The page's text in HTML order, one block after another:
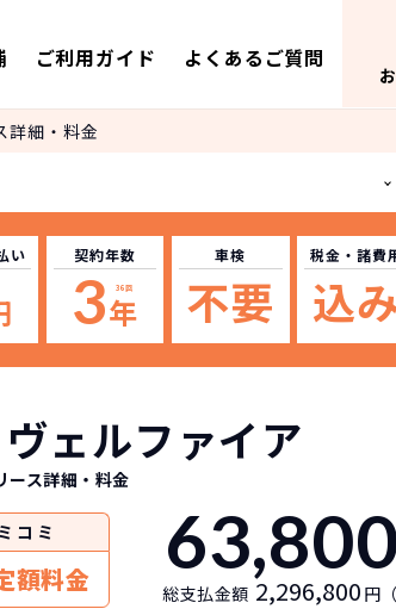
ご利用ガイド よくあるご質問
詳細・料金
い 契約年数
3年
36回
車検
不要
税金 ・諸費
込み
ヴェルファイア
ース詳細 ・料金
コミ
額料金 63,800
総支払金額 2,296,800 円